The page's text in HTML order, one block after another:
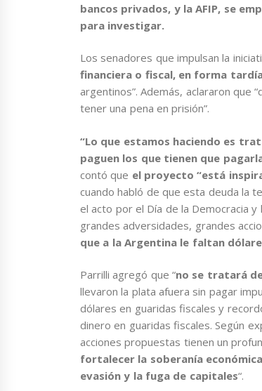
bancos privados, y la AFIP, se
para investigar.
Los senadores que impulsan la
financiera o fiscal, en forma
argentinos”. Además, aclararon que
tener una pena en prisión”.
“Lo que estamos haciendo es
paguen los que tienen que
contó que el proyecto “está
cuando habló de que esta deuda la
el acto por el Día de la Democracia
grandes adversidades, grandes
que a la Argentina le faltan
Parrilli agregó que “no se tratará
llevaron la plata afuera sin pagar
dólares en guaridas fiscales y
dinero en guaridas fiscales. Según
acciones propuestas tienen un
fortalecer la soberanía
evasión y la fuga de capitales“.